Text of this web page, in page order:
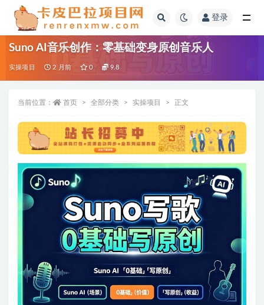
登录
Suno AI音乐创作：零基础变身原创音乐人
实操项目 2 月前 0 9.8
当前位置： 首页 全部分类 实操项目 正文
全部